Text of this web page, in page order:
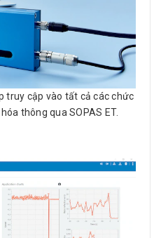
truy cập vào tất cả các chức
thông qua SOPAS ET.